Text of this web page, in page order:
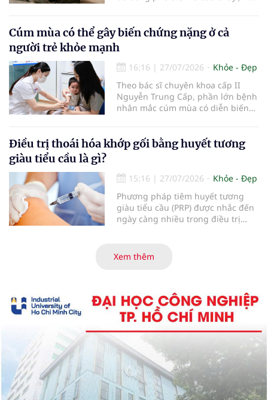
cá thể hóa trong chăm sóc da hiện
nay cho các bác sĩ và người tiêu
thể phải tiếp nhận…
Cúm mùa có thể gây biến chứng nặng ở cả
người trẻ khỏe mạnh
16:16 | 27/07/2026
Khỏe - Đẹp
Theo bác sĩ chuyên khoa cấp II
Nguyễn Trung Cấp, phần lớn bệnh
nhân mắc cúm mùa có diễn biến
mũi và có thể hồi phục sau khoảng
5-7 ngày. Tuy nhiên, vẫn có một tỷ
chí tử vong do các biến chứng của
Điều trị thoái hóa khớp gối bằng huyết tương
giàu tiểu cầu là gì?
15:16 | 27/07/2026
Khỏe - Đẹp
Phương pháp tiêm huyết tương
giàu tiểu cầu (PRP) được nhắc đến
ngày càng nhiều trong điều trị
chậm tiến triển bệnh. Vậy PRP hoạt
động theo cơ chế nào, mang lại
Xem thêm